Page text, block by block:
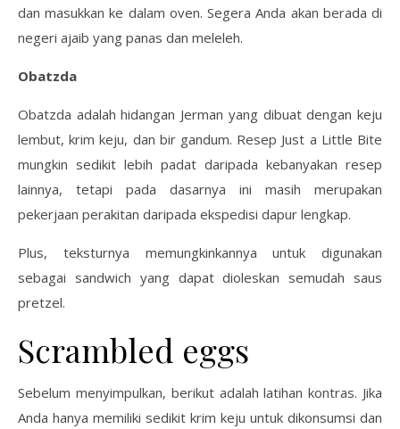
dan masukkan ke dalam oven. Segera Anda akan berada di
negeri ajaib yang panas dan meleleh.
Obatzda
Obatzda adalah hidangan Jerman yang dibuat dengan keju
lembut, krim keju, dan bir gandum. Resep Just a Little Bite
mungkin sedikit lebih padat daripada kebanyakan resep
lainnya, tetapi pada dasarnya ini masih merupakan
pekerjaan perakitan daripada ekspedisi dapur lengkap.
Plus, teksturnya memungkinkannya untuk digunakan
sebagai sandwich yang dapat dioleskan semudah saus
pretzel.
Scrambled eggs
Sebelum menyimpulkan, berikut adalah latihan kontras. Jika
Anda hanya memiliki sedikit krim keju untuk dikonsumsi dan